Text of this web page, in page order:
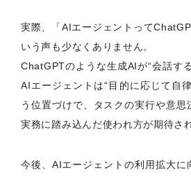
実際、「AIエージェントって
いう声も少なくありません。
ChatGPTのような生成AIが“会話す
AIエージェントは“目的に応じて自
う位置づけで、タスクの実行や意思
実務に踏み込んだ使われ方が期待さ
今後、AIエージェントの利用拡大に